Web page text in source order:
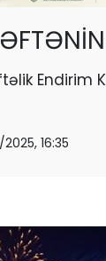
Endirim
2025, 16:35